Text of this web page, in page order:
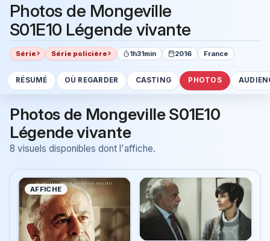
Photos de Mongeville
S01E10 Légende vivante
Série Série policière 1h31min 2016 France
RÉSUMÉ OÙ REGARDER CASTING PHOTOS
Photos de Mongeville S01E10
Légende vivante
8 visuels disponibles dont l'affiche.
AFFICHE